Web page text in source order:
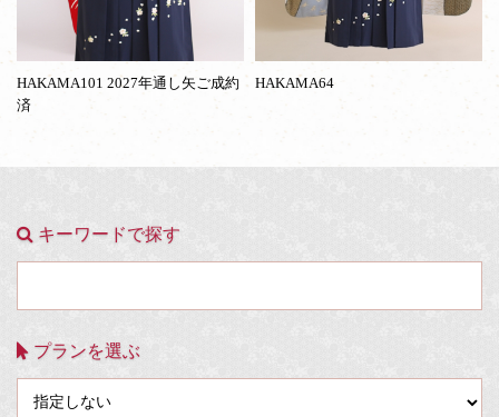
HAKAMA101 2027年通し矢ご成約
済
HAKAMA64
キーワードで探す
プランを選ぶ